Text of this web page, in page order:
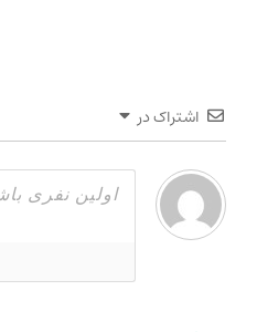
اشتراک در